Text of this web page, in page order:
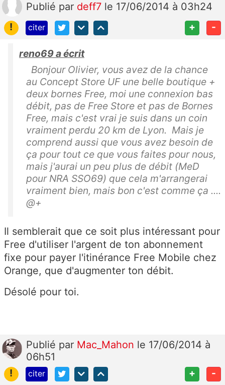
Publié par deff7 le 17/06/2014 à 03h24
!
citer + -
reno69 a écrit
Bonjour Olivier, vous avez de la chance
au Concept Store UF une belle boutique +
deux bornes Free, moi une connexion bas
débit, pas de Free Store et pas de Bornes
Free, mais c'est vrai je suis dans un coin
vraiment perdu 20 km de Lyon. Mais je
comprend aussi que vous avez besoin de
ça pour tout ce que vous faites pour nous,
mais j'aurai un peu plus de débit (MeD
pour NRA SSO69) que cela m'arrangerai
vraiment bien, mais bon c'est comme ça ....
@+
Il semblerait que ce soit plus intéressant pour
Free d'utiliser l'argent de ton abonnement
fixe pour payer l'itinérance Free Mobile chez
Orange, que d'augmenter ton débit.
Désolé pour toi.
Publié par Mac_Mahon le 17/06/2014 à
06h51
!
citer + -